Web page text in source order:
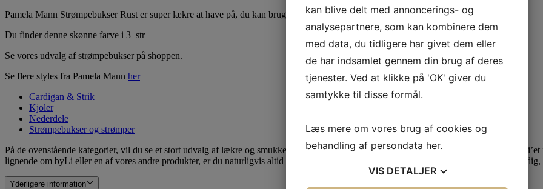
Pamela Mann Strømpebukser Rust er super lækre at have på, du kan bruge dem hele året.
Du finder denne skønne farve i 3 str
Se vores udvalg af strømpebukser på shoppen.
Se flere styles fra Pamela Mann her
Cardigan & Strik
Kjoler
Nederdele
Strømpebukser og strømper
På de ovenstående kategorier, vil du se et stort udvalg af lækre og smukke mærker. Disse mærker kan være med til at tilføje prikken over
lignende om byLi eller en af vores andre produkter, er du naturligvis altid velkommen til at
, vi vil altid være klar til at hjælpe
Yderligere information
kan blive delt med annoncerings- og
analysepartnere, som kan kombinere dem
med data, du tidligere har givet dem eller
de har indsamlet gennem din brug af deres
tjenester. Ved at klikke på 'OK' giver du
samtykke til disse formål.
Læs mere om vores brug af cookies og
behandling af persondata her.
VIS DETALJER